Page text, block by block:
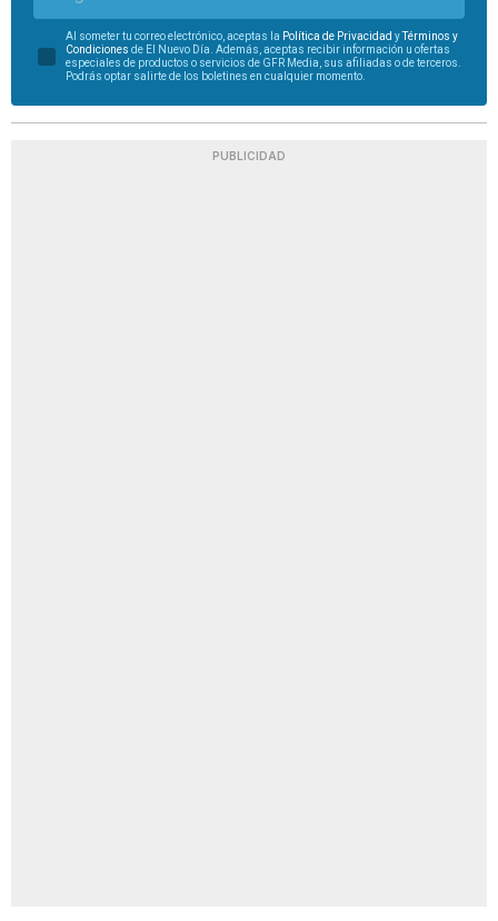
Al someter tu correo electrónico, aceptas la Política de Privacidad yTérminos y
Condiciones de El Nuevo Día. Además, aceptas recibir información u ofertas
especiales de productos o servicios de GFR Media, sus afiliadas o de terceros.
Podrás optar salirte de los boletines en cualquier momento.
PUBLICIDAD